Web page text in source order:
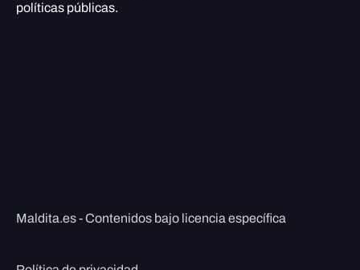
políticas públicas.
Maldita.es - Contenidos bajo licencia específica